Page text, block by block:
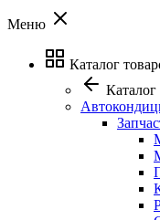
Меню
Каталог
Каталог